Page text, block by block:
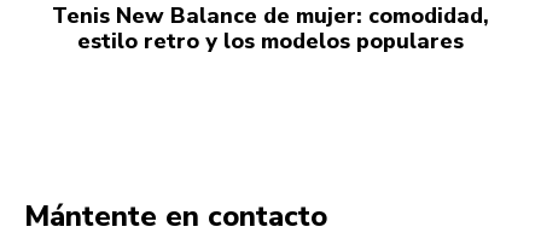
Tenis New Balance de mujer: comodidad,
estilo retro y los modelos populares
Mántente en contacto